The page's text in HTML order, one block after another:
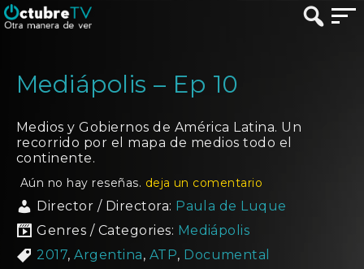
Mediápolis – Ep 10
Medios y Gobiernos de América Latina. Un
recorrido por el mapa de medios todo el
continente.
Aún no hay reseñas. deja un comentario
Director / Directora: Paula de Luque
Genres / Categories: Mediápolis
2017,Argentina, ATP, Documental